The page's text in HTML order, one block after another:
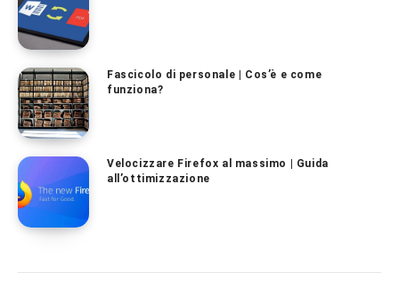
Fascicolo di personale | Cos’è e come
funziona?
Velocizzare Firefox al massimo | Guida
all’ottimizzazione